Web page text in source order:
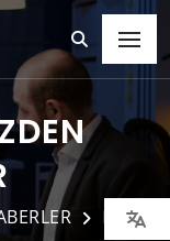
Detay